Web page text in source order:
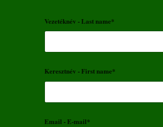
Vezetéknév - Last name*
Keresztnév - First name*
Email - E-mail*